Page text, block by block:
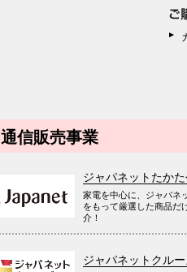
通信販売事業
ジャパネットたか
家電を中心に、ジャパネ
をもって厳選した商品だ
介！
ジャパネットクル